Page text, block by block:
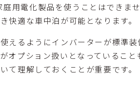
用電化製品を使うことはできま
快適な車中泊が可能となります。
えるようにインバーターが標準
オプション扱いとなっているこ
て理解しておくことが重要です。